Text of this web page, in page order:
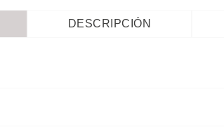
DESCRIPCIÓN